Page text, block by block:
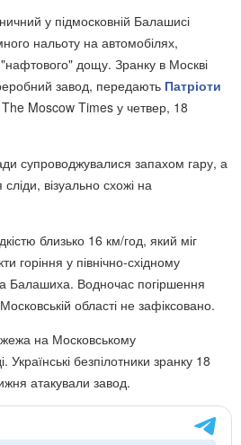
у підмосковній Балашисі
нальоту на автомобілях,
"нафтового" дощу. Зранку в Москві
завод, передають Патріоти
Moscow Times у четвер, 18
супроводжувалися запахом гару, а
візуально схожі на
близько 16 км/год, який міг
горіння у північно-східному
Балашиха. Водночас погіршення
області не зафіксовано.
на Московському
безпілотники зранку 18
атакували завод.